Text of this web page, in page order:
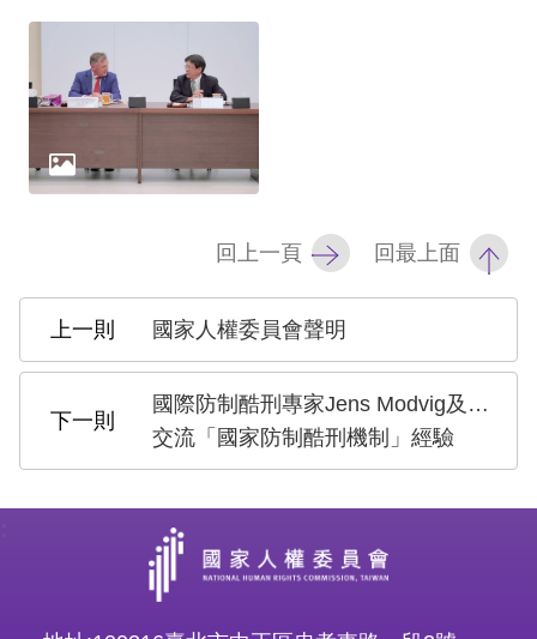
護
策
府
料
宣
告
回上一頁 回最上面
國家人權委員會聲明
國際防制酷刑專家Jens Modvig及Sir Malcolm Evans來訪
交流「國家防制酷刑機制」經驗